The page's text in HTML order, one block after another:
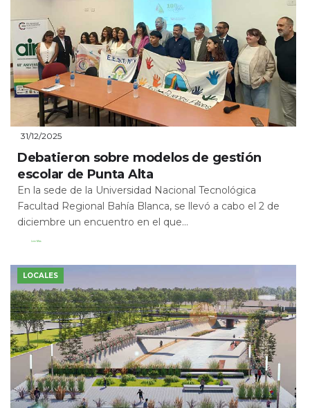
31/12/2025
Debatieron sobre modelos de gestión
escolar de Punta Alta
En la sede de la Universidad Nacional Tecnológica
Facultad Regional Bahía Blanca, se llevó a cabo el 2 de
diciembre un encuentro en el que...
Leer Más
LOCALES